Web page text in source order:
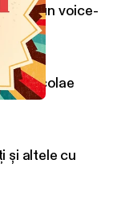
Popa)
devii un voice-
Nicolae
și altele cu